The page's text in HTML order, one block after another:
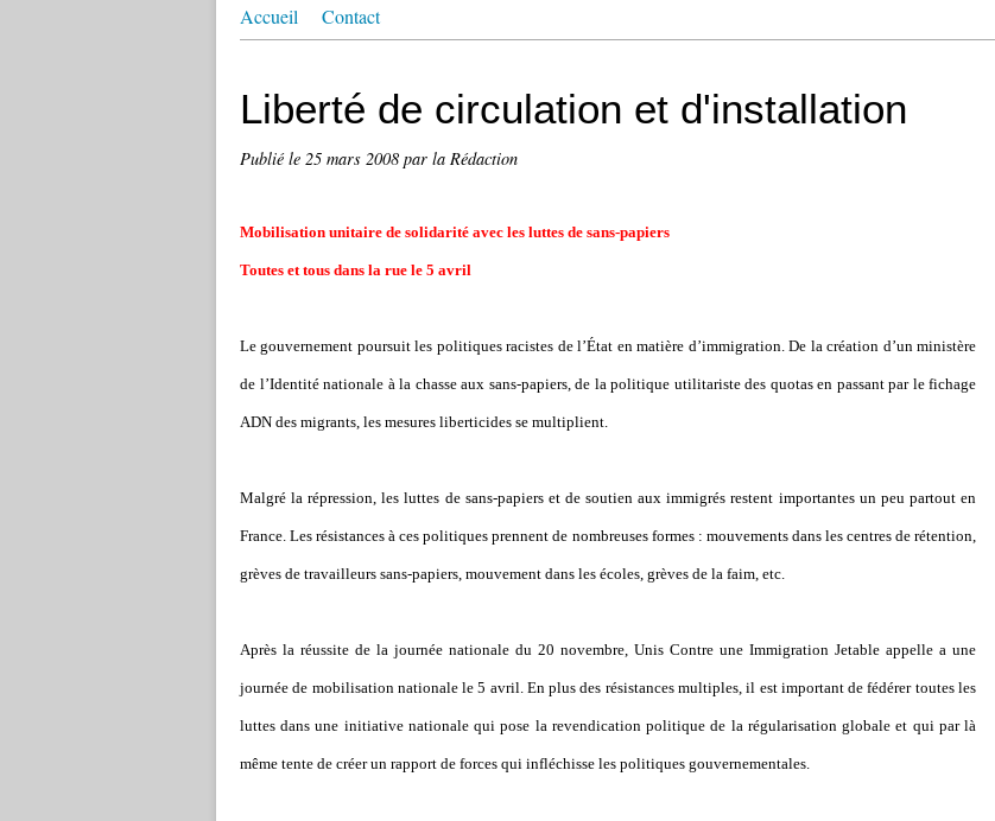
Accueil Contact
Liberté de circulation et d'installation
Publié le 25 mars 2008 par la Rédaction
Mobilisation unitaire de solidarité avec les luttes de sans-papiers
Toutes et tous dans la rue le 5 avril
Le gouvernement poursuit les politiques racistes de l’État en matière d’immigration. De la création d’un ministère
de l’Identité nationale à la chasse aux sans-papiers, de la politique utilitariste des quotas en passant par le fichage
ADN des migrants, les mesures liberticides se multiplient.
Malgré la répression, les luttes de sans-papiers et de soutien aux immigrés restent importantes un peu partout en
France. Les résistances à ces politiques prennent de nombreuses formes : mouvements dans les centres de rétention,
grèves de travailleurs sans-papiers, mouvement dans les écoles, grèves de la faim, etc.
Après la réussite de la journée nationale du 20 novembre, Unis Contre une Immigration Jetable appelle a une
journée de mobilisation nationale le 5 avril. En plus des résistances multiples, il est important de fédérer toutes les
luttes dans une initiative nationale qui pose la revendication politique de la régularisation globale et qui par là
même tente de créer un rapport de forces qui infléchisse les politiques gouvernementales.